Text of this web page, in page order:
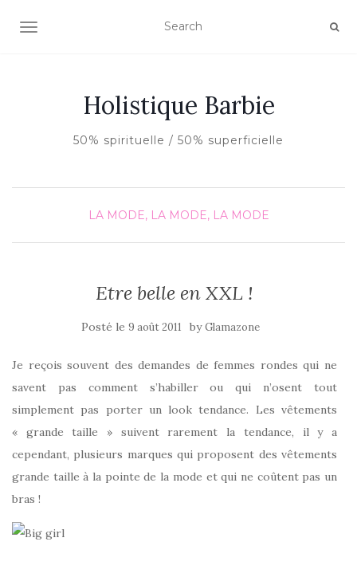
AFFICHER/MASQUER LA NAVIGATION
Holistique Barbie
50% spirituelle / 50% superficielle
LA MODE, LA MODE, LA MODE
Etre belle en XXL !
Posté le 9 août 2011 byGlamazone
Je reçois souvent des demandes de femmes rondes qui ne
savent pas comment s’habiller ou qui n’osent tout
simplement pas porter un look tendance. Les vêtements
« grande taille » suivent rarement la tendance, il y a
cependant, plusieurs marques qui proposent des vêtements
grande taille à la pointe de la mode et qui ne coûtent pas un
bras !